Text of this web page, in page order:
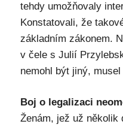
tehdy umožňovaly
Konstatovali, že
základním zákonem.
v čele s Julií
nemohl být jiný,
Boj o legalizaci
Ženám, jež už